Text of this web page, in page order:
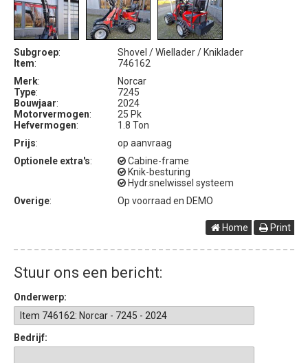
Subgroep:
Shovel / Wiellader / Kniklader
Item:
746162
Merk:
Norcar
Type:
7245
Bouwjaar:
2024
Motorvermogen:
25 Pk
Hefvermogen:
1.8 Ton
Prijs:
op aanvraag
Optionele extra's:
Cabine-frame
Knik-besturing
Hydr.snelwissel systeem
Overige: Op voorraad en DEMO
Home Print
Stuur ons een bericht:
Onderwerp:
Bedrijf: